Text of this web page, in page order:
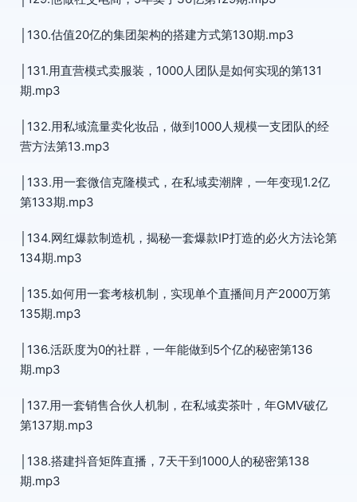
│130.估值20亿的集团架构的搭建方式第130期.mp3
│131.用直营模式卖服装，1000人团队是如何实现的第131
期.mp3
│132.用私域流量卖化妆品，做到1000人规模一支团队的经
营方法第13.mp3
│133.用一套微信克隆模式，在私域卖潮牌，一年变现1.2亿
第133期.mp3
│134.网红爆款制造机，揭秘一套爆款IP打造的必火方法论第
134期.mp3
│135.如何用一套考核机制，实现单个直播间月产2000万第
135期.mp3
│136.活跃度为0的社群，一年能做到5个亿的秘密第136
期.mp3
│137.用一套销售合伙人机制，在私域卖茶叶，年GMV破亿
第137期.mp3
│138.搭建抖音矩阵直播，7天干到1000人的秘密第138
期.mp3